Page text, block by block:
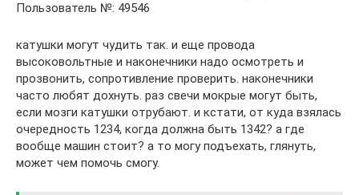
Пользователь №: 49546
катушки могут чудить так. и еще провода
высоковольтные и наконечники надо осмотреть и
прозвонить, сопротивление проверить. наконечники
часто любят дохнуть. раз свечи мокрые могут быть,
если мозги катушки отрубают. и кстати, от куда взялась
очередность 1234, когда должна быть 1342? а где
вообще машин стоит? а то могу подъехать, глянуть,
может чем помочь смогу.